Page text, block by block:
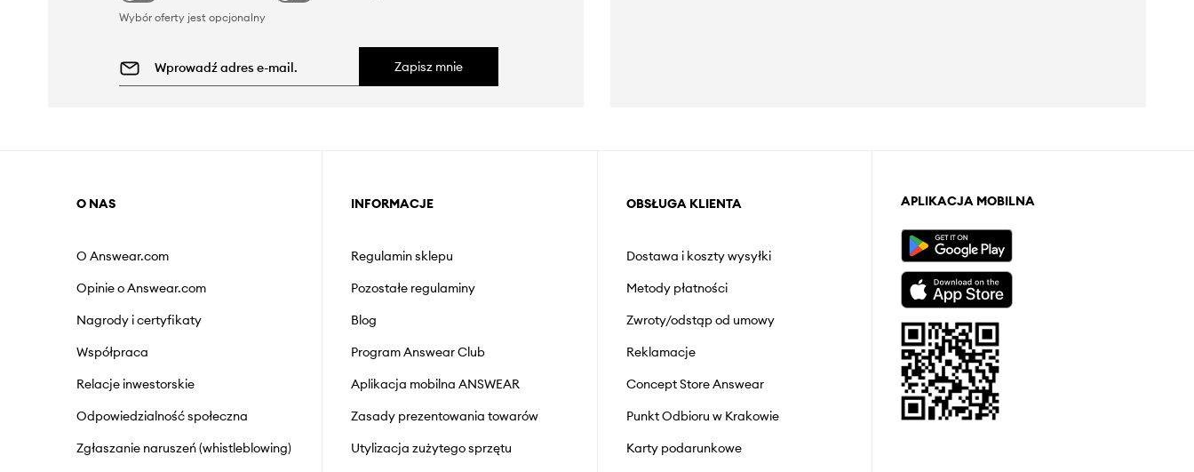
Wybór oferty jest opcjonalny
Zapisz mnie
O NAS
O Answear.com
Opinie o Answear.com
Nagrody i certyfikaty
Współpraca
Relacje inwestorskie
Odpowiedzialność społeczna
Zgłaszanie naruszeń (whistleblowing)
INFORMACJE
Regulamin sklepu
Pozostałe regulaminy
Blog
Program Answear Club
Aplikacja mobilna ANSWEAR
Zasady prezentowania towarów
Utylizacja zużytego sprzętu
OBSŁUGA KLIENTA
Dostawa i koszty wysyłki
Metody płatności
Zwroty/odstąp od umowy
Reklamacje
Concept Store Answear
Punkt Odbioru w Krakowie
Karty podarunkowe
APLIKACJA MOBILNA